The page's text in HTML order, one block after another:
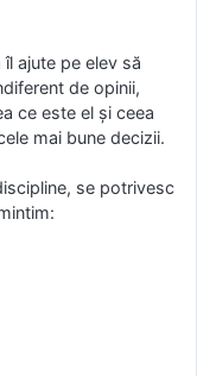
ajute pe elev să
de opinii,
ce este el și ceea
mai bune decizii.
se potrivesc